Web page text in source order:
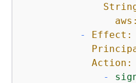
-
Effect:
Action:
-